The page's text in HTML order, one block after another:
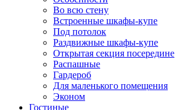
Во всю стену
Встроенные шкафы-купе
Под потолок
Раздвижные шкафы-купе
Открытая секция посередине
Распашные
Гардероб
Для маленького помещения
Эконом
Гостиные